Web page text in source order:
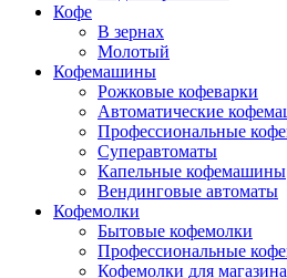
Кофе
В зернах
Молотый
Кофемашины
Рожковые кофеварки
Автоматические
Профессиональные
Суперавтоматы
Капельные кофемашины
Вендинговые автоматы
Кофемолки
Бытовые кофемолки
Профессиональные
Кофемолки для магазина